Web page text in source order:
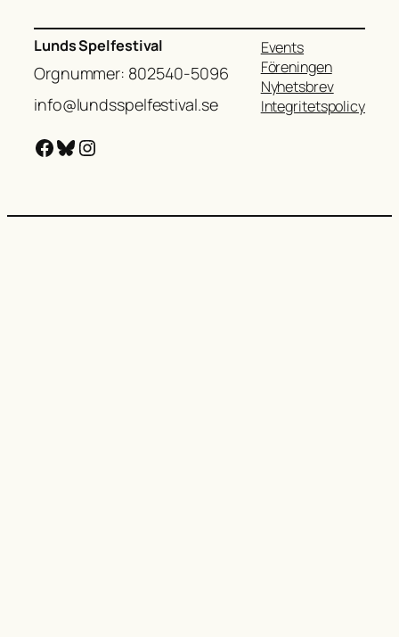
Lunds Spelfestival
Orgnummer: 802540-5096
info@lundsspelfestival.se
Events
Föreningen
Nyhetsbrev
Integritetspolicy
Facebook
Bluesky
Instagram